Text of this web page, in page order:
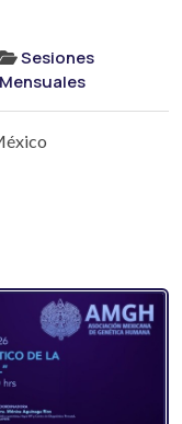
Sesiones
Mensuales